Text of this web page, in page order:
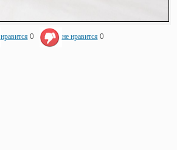
нравится 0 не нравится 0